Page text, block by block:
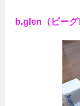
b.glen（ビーグ